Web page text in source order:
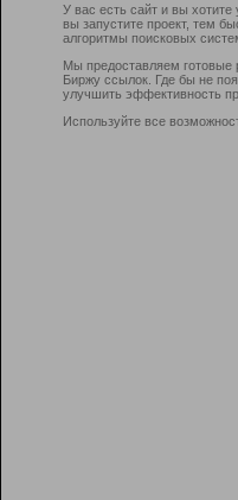
У вас есть сайт и вы
вы запустите проект, тем
алгоритмы поисковых
Мы предоставляем
Биржу ссылок. Где бы не
улучшить эффективность
Используйте все